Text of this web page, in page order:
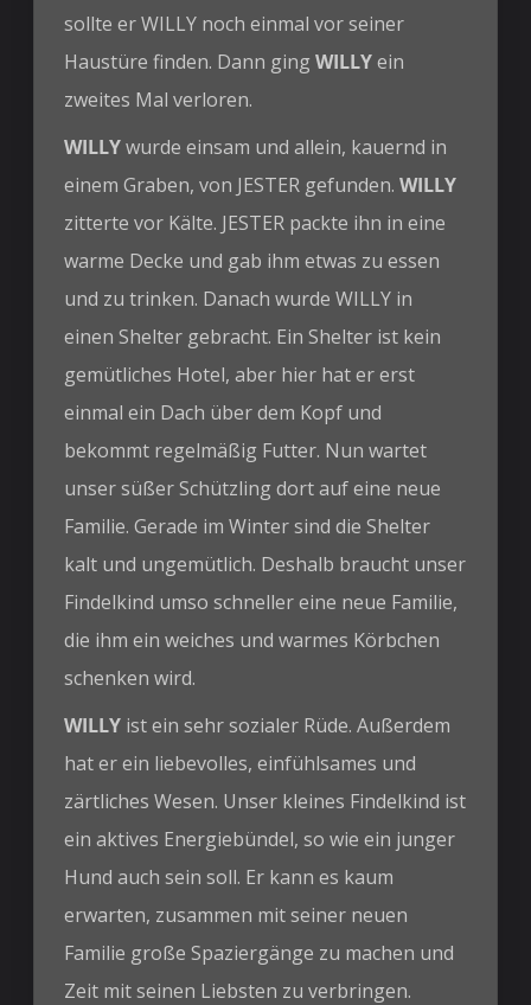
sollte er WILLY noch einmal vor seiner
Haustüre finden. Dann gingWILLYein
zweites Mal verloren.
WILLYwurde einsam und allein, kauernd in
einem Graben, von JESTER gefunden.WILLY
zitterte vor Kälte. JESTER packte ihn in eine
warme Decke und gab ihm etwas zu essen
und zu trinken. Danach wurde WILLY in
einen Shelter gebracht. Ein Shelter ist kein
gemütliches Hotel, aber hier hat er erst
einmal ein Dach über dem Kopf und
bekommt regelmäßig Futter. Nun wartet
unser süßer Schützling dort auf eine neue
Familie. Gerade im Winter sind die Shelter
kalt und ungemütlich. Deshalb braucht unser
Findelkind umso schneller eine neue Familie,
die ihm ein weiches und warmes Körbchen
schenken wird.
WILLY ist ein sehr sozialer Rüde. Außerdem
hat er ein liebevolles, einfühlsames und
zärtliches Wesen. Unser kleines Findelkind ist
ein aktives Energiebündel, so wie ein junger
Hund auch sein soll. Er kann es kaum
erwarten, zusammen mit seiner neuen
Familie große Spaziergänge zu machen und
Zeit mit seinen Liebsten zu verbringen.